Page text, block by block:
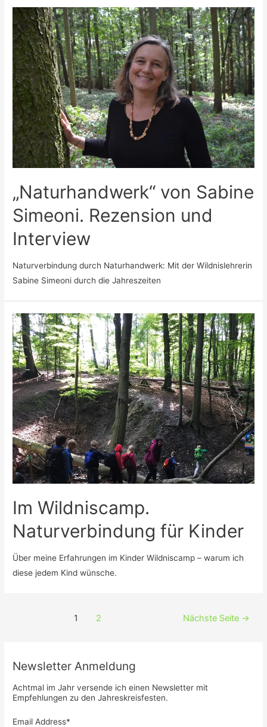
„Naturhandwerk“ von Sabine
Simeoni. Rezension und
Interview
Naturverbindung durch Naturhandwerk: Mit der Wildnislehrerin
Sabine Simeoni durch die Jahreszeiten
Im Wildniscamp.
Naturverbindung für Kinder
Über meine Erfahrungen im Kinder Wildniscamp – warum ich
diese jedem Kind wünsche.
Beitragsnavigation1 2 Nächste Seite →
Newsletter Anmeldung
Achtmal im Jahr versende ich einen Newsletter mit
Empfehlungen zu den Jahreskreisfesten.
Email Address*